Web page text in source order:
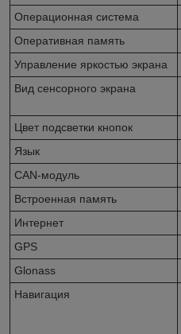
Операционная система
Оперативная память
Управление яркостью экрана
Вид сенсорного экрана
Цвет подсветки кнопок
Язык
CAN-модуль
Встроенная память
Интернет
GPS
Glonass
Навигация